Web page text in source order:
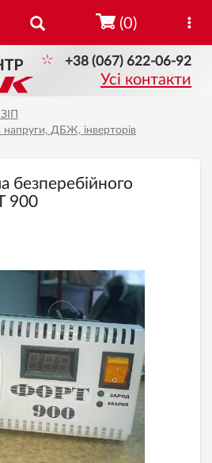
+38 (067) 622-06-92
Усі контакти
(0)
напруги, ДБЖ, інверторів
безперебійного
900